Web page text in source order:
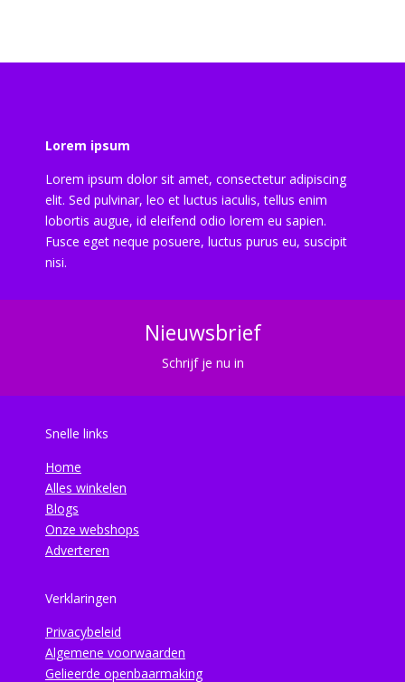
Lorem ipsum
Lorem ipsum dolor sit amet, consectetur adipiscing
elit. Sed pulvinar, leo et luctus iaculis, tellus enim
lobortis augue, id eleifend odio lorem eu sapien.
Fusce eget neque posuere, luctus purus eu, suscipit
nisi.
Nieuwsbrief
Schrijf je nu in
Snelle links
Home
Alles winkelen
Blogs
Onze webshops
Adverteren
Verklaringen
Privacybeleid
Algemene voorwaarden
Gelieerde openbaarmaking